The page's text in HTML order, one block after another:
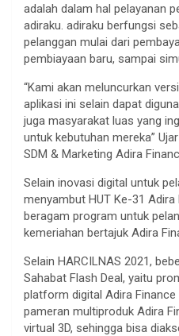
adalah dalam hal pelayanan
adiraku. adiraku berfungsi
pelanggan mulai dari
pembiayaan baru, sampai
“Kami akan meluncurkan
aplikasi ini selain dapat
juga masyarakat luas yang
untuk kebutuhan mereka”
SDM & Marketing Adira
Selain inovasi digital untuk
menyambut HUT Ke-31
beragam program untuk
kemeriahan bertajuk Adira
Selain HARCILNAS 2021,
Sahabat Flash Deal, yaitu
platform digital Adira Finance
pameran multiproduk Adira
virtual 3D, sehingga bisa